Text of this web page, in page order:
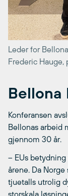
Leder for
Frederic
Bellona
Konferansen
Bellonas arbeid
gjennom 30 år.
– EUs
årene. Da Norge
tjuetalls utrolig
storskala